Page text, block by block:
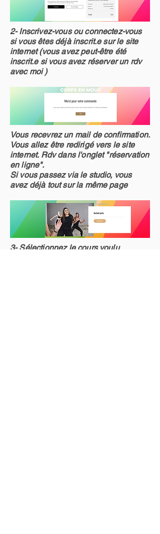
2- Inscrivez-vous ou connectez-vous
si vous êtes déjà inscrit.e sur le site
internet (vous avez peut-être été
inscrit.e si vous avez réserver un rdv
avec moi )
Vous recevrez un mail de confirmation.
Vous allez être redirigé vers le site
internet. Rdv dans l'onglet "réservation
en ligne".
Si vous passez via le studio, vous
avez déjà tout sur la même page
3- Sélectionnez le cours voulu